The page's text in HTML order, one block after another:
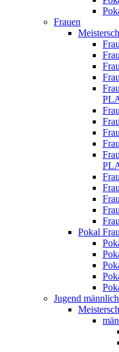
Frauen
Pokal
Jugend männlich